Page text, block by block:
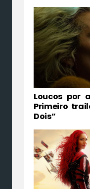
Loucos por
Primeiro
Dois”